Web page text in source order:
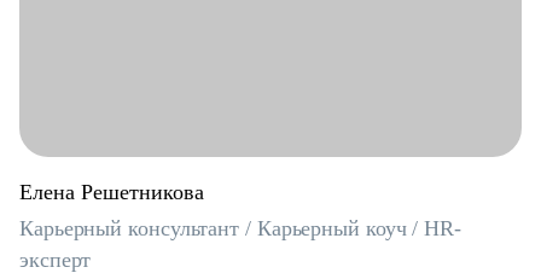
Елена Решетникова
Карьерный консультант / Карьерный коуч / HR-
эксперт